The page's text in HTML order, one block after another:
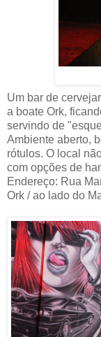
Um bar de
a boate Ork,
servindo de
Ambiente aberto,
rótulos. O local
com opções de
Endereço: Rua
Ork / ao lado do